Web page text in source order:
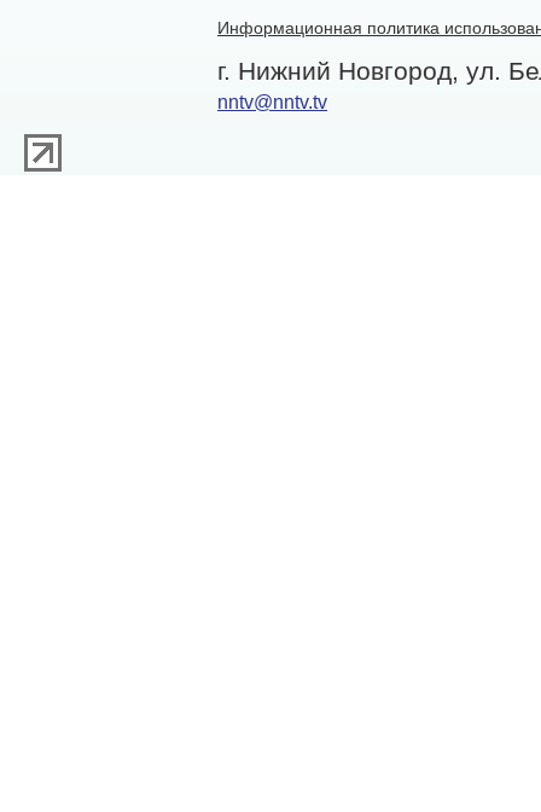
Информационная политика
г. Нижний Новгород, ул.
nntv@nntv.tv